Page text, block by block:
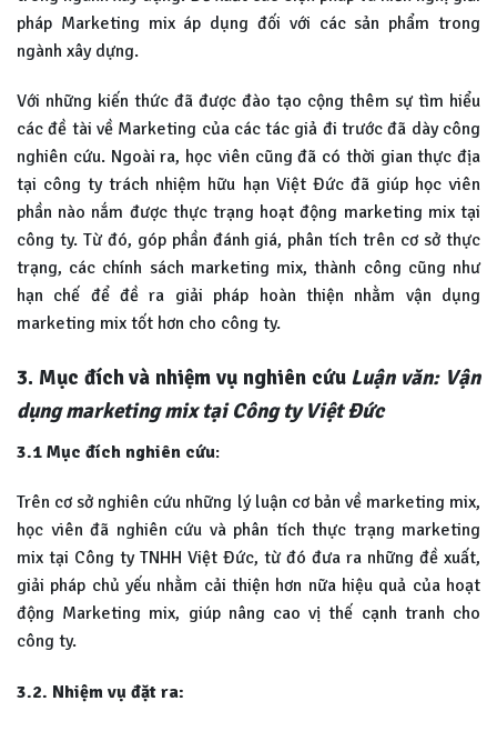
pháp Marketing mix áp dụng đối với các sản phẩm trong
ngành xây dựng.
Với những kiến thức đã được đào tạo cộng thêm sự tìm hiểu
các đề tài về Marketing của các tác giả đi trước đã dày công
nghiên cứu. Ngoài ra, học viên cũng đã có thời gian thực địa
tại công ty trách nhiệm hữu hạn Việt Đức đã giúp học viên
phần nào nắm được thực trạng hoạt động marketing mix tại
công ty. Từ đó, góp phần đánh giá, phân tích trên cơ sở thực
trạng, các chính sách marketing mix, thành công cũng như
hạn chế để đề ra giải pháp hoàn thiện nhằm vận dụng
marketing mix tốt hơn cho công ty.
3. Mục đích và nhiệm vụ nghiên cứu Luận văn: Vận
dụng marketing mix tại Công ty Việt Đức
3.1 Mục đích nghiên cứu:
Trên cơ sở nghiên cứu những lý luận cơ bản về marketing mix,
học viên đã nghiên cứu và phân tích thực trạng marketing
mix tại Công ty TNHH Việt Đức, từ đó đưa ra những đề xuất,
giải pháp chủ yếu nhằm cải thiện hơn nữa hiệu quả của hoạt
động Marketing mix, giúp nâng cao vị thế cạnh tranh cho
công ty.
3.2. Nhiệm vụ đặt ra: